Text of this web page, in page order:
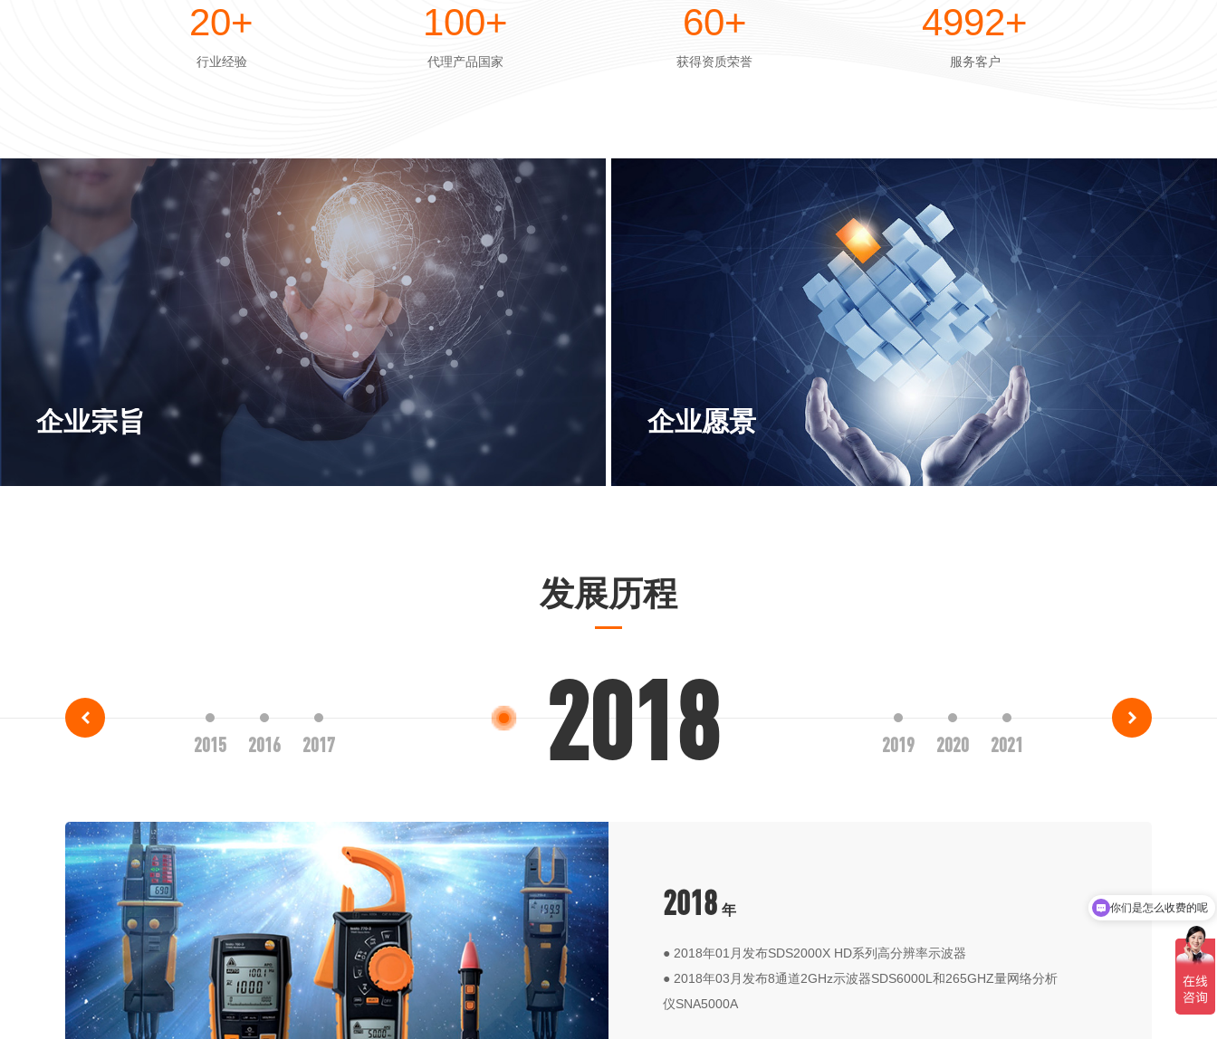
20+
行业经验
100+
代理产品国家
60+
获得资质荣誉
5000+
服务客户
企业宗旨
公司以“质量第一，真诚合作，实现多赢”为宗旨
企业愿景
构建现代化的客户管理系统和快捷响应客户需求的信息系统
发展历程
2015 2016 2017 20212018
2015 2016 2019 2020 2021
2018 年
● 2018年01月发布SDS2000X HD系列高分辨率示波器
● 2018年03月发布8通道2GHz示波器SDS6000L和265GHZ量网络分析
仪SNA5000A
你们是怎么收费的呢
现在有优惠活动吗